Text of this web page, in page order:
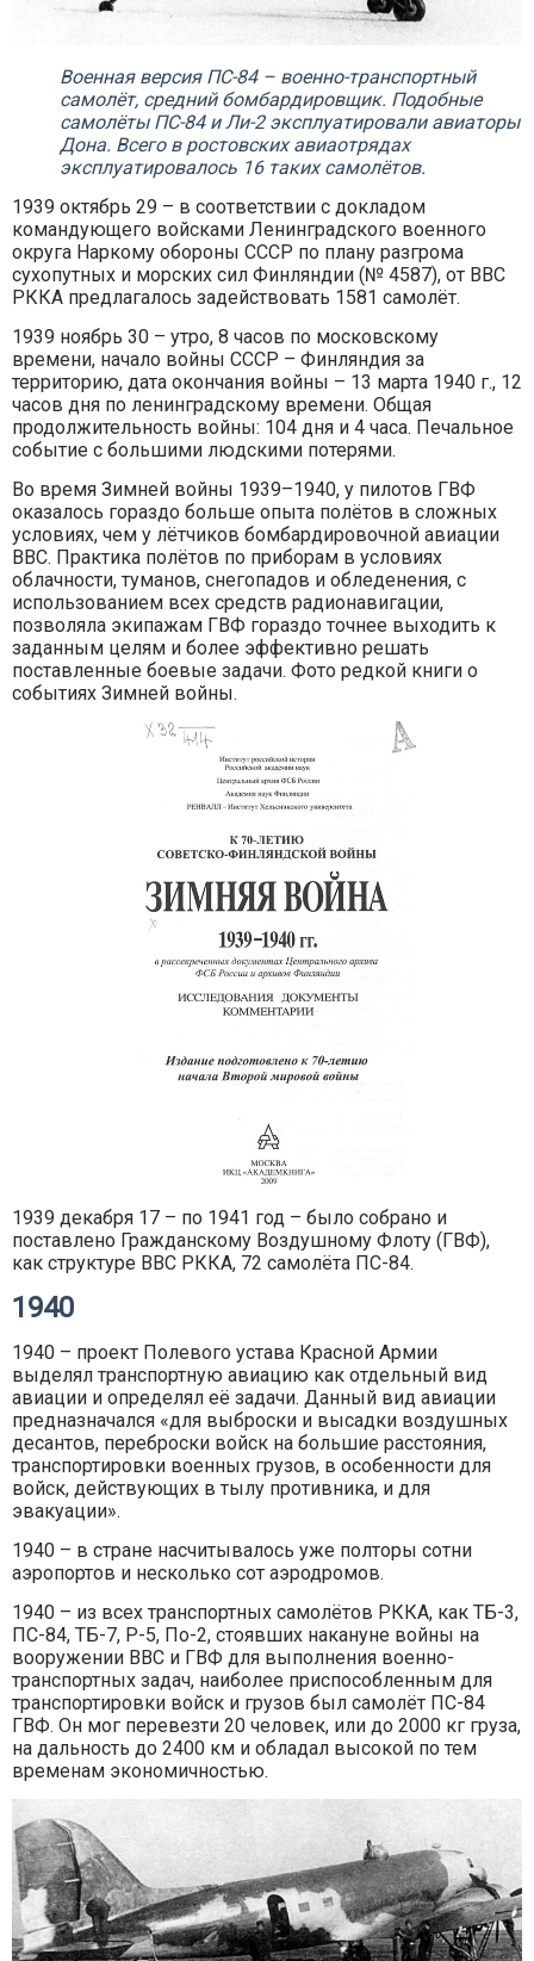
Военная версия ПС-84 – военно-транспортный
самолёт, средний бомбардировщик. Подобные
самолёты ПС-84 и Ли-2 эксплуатировали авиаторы
Дона. Всего в ростовских авиаотрядах
эксплуатировалось 16 таких самолётов.
1939 октябрь 29 – в соответствии с докладом
командующего войсками Ленинградского военного
округа Наркому обороны СССР по плану разгрома
сухопутных и морских сил Финляндии (№ 4587), от ВВС
РККА предлагалось задействовать 1581 самолёт.
1939 ноябрь 30 – утро, 8 часов по московскому
времени, начало войны СССР – Финляндия за
территорию, дата окончания войны – 13 марта 1940 г., 12
часов дня по ленинградскому времени. Общая
продолжительность войны: 104 дня и 4 часа. Печальное
событие с большими людскими потерями.
Во время Зимней войны 1939–1940, у пилотов ГВФ
оказалось гораздо больше опыта полётов в сложных
условиях, чем у лётчиков бомбардировочной авиации
ВВС. Практика полётов по приборам в условиях
облачности, туманов, снегопадов и обледенения, с
использованием всех средств радионавигации,
позволяла экипажам ГВФ гораздо точнее выходить к
заданным целям и более эффективно решать
поставленные боевые задачи. Фото редкой книги о
событиях Зимней войны.
1939 декабря 17 – по 1941 год – было собрано и
поставлено Гражданскому Воздушному Флоту (ГВФ),
как структуре ВВС РККА, 72 самолёта ПС-84.
1940
1940 – проект Полевого устава Красной Армии
выделял транспортную авиацию как отдельный вид
авиации и определял её задачи. Данный вид авиации
предназначался «для выброски и высадки воздушных
десантов, переброски войск на большие расстояния,
транспортировки военных грузов, в особенности для
войск, действующих в тылу противника, и для
эвакуации».
1940 – в стране насчитывалось уже полторы сотни
аэропортов и несколько сот аэродромов.
1940 – из всех транспортных самолётов РККА, как ТБ-3,
ПС-84, ТБ-7, Р-5, По-2, стоявших накануне войны на
вооружении ВВС и ГВФ для выполнения военно-
транспортных задач, наиболее приспособленным для
транспортировки войск и грузов был самолёт ПС-84
ГВФ. Он мог перевезти 20 человек, или до 2000 кг груза,
на дальность до 2400 км и обладал высокой по тем
временам экономичностью.